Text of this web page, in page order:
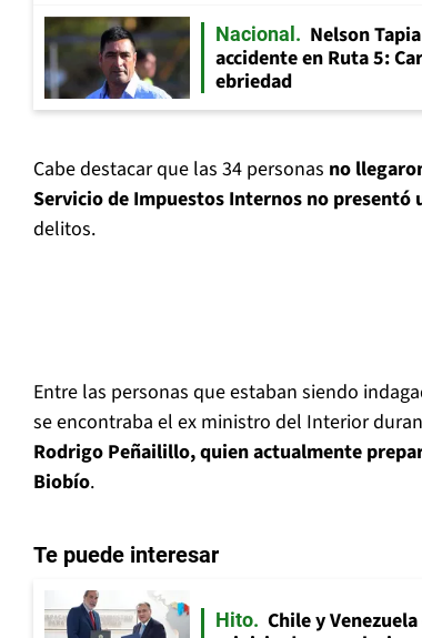
Nacional
Nelson
accidente en Ruta 5:
ebriedad
Cabe destacar que las 34 personas no
Servicio de Impuestos Internos no presentó
delitos.
Entre las personas que estaban siendo
se encontraba el ex ministro del Interior
Rodrigo Peñailillo, quien actualmente
Biobío.
Te puede interesar
Hito
Chile y